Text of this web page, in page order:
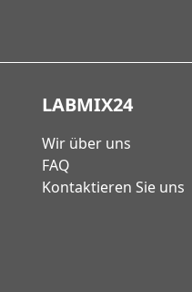
LABMIX24
Wir über uns
FAQ
Kontaktieren Sie uns